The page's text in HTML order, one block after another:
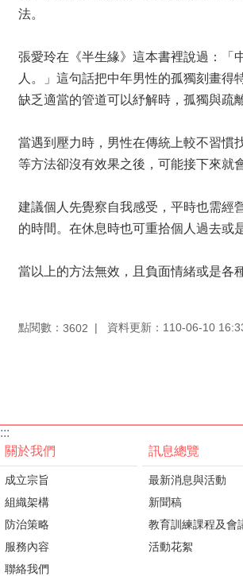
法。
張愛玲在《半生緣》這本書裡說過：「
人。」這句話把中年男性的孤獨刻畫
缺乏適當的管道可以紓解時，孤獨與疏
當遇到壓力時，男性在傳統上較不習慣
等方法卻沒有效果之後，可能接下來就
建議個人先覺察自我感受，平時也需經
的時間。在休息時也可重拾個人過去或
當以上的方法無效，且負面情緒或是各
點閱數： 3602 資料更新：110-06-10
:::
關於我們
成立宗旨
組織架構
防治策略
服務內容
聯絡我們
訊息總覽
最新消息與活動
新聞稿
教育訓練課程及會
活動花絮